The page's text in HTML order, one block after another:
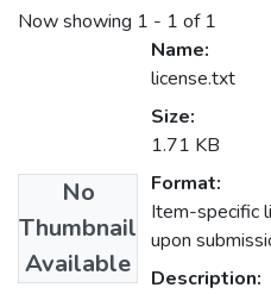
Now showing 1 - 1 of 1
No
Thumbnail
Available
Name:
license.txt
Size:
1.71 KB
Format:
Item-specific
upon
Description: